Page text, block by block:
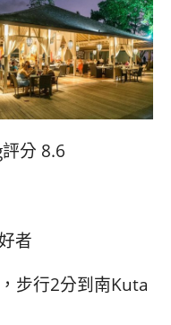
分 8.6
者
步行2分到南Kuta